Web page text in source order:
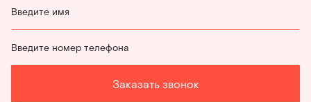
Введите имя
Введите номер телефона
Заказать звонок